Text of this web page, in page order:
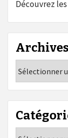
Découvrez
Archives